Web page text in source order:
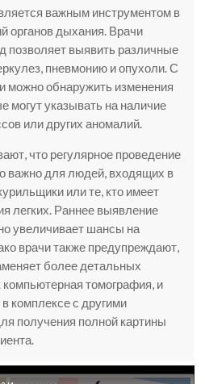
важным инструментом в
органов дыхания. Врачи
позволяет выявить различные
пневмонию и опухоли. С
обнаружить изменения
могут указывать на наличие
или других аномалий.
что регулярное проведение
важно для людей, входящих в
или те, кто имеет
легких. Раннее выявление
увеличивает шансы на
врачи также предупреждают,
более детальных
компьютерная томография, и
комплексе с другими
получения полной картины